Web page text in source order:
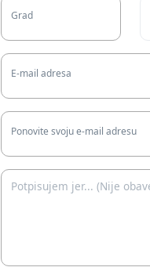
Grad
E-mail adresa
Ponovite svoju e-mail adresu